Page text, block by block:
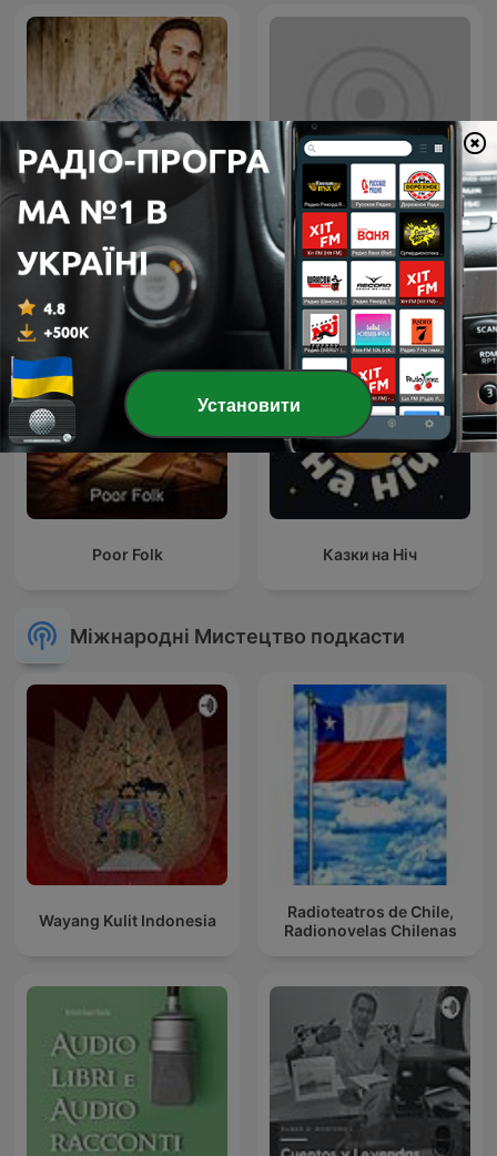
David Guetta
Evil Genius, The by Wilkie
Collins (1824 - 1889)
Poor Folk Казки на Ніч
Міжнародні Мистецтво подкасти
Wayang Kulit Indonesia
Radioteatros de Chile,
Radionovelas Chilenas
Установити